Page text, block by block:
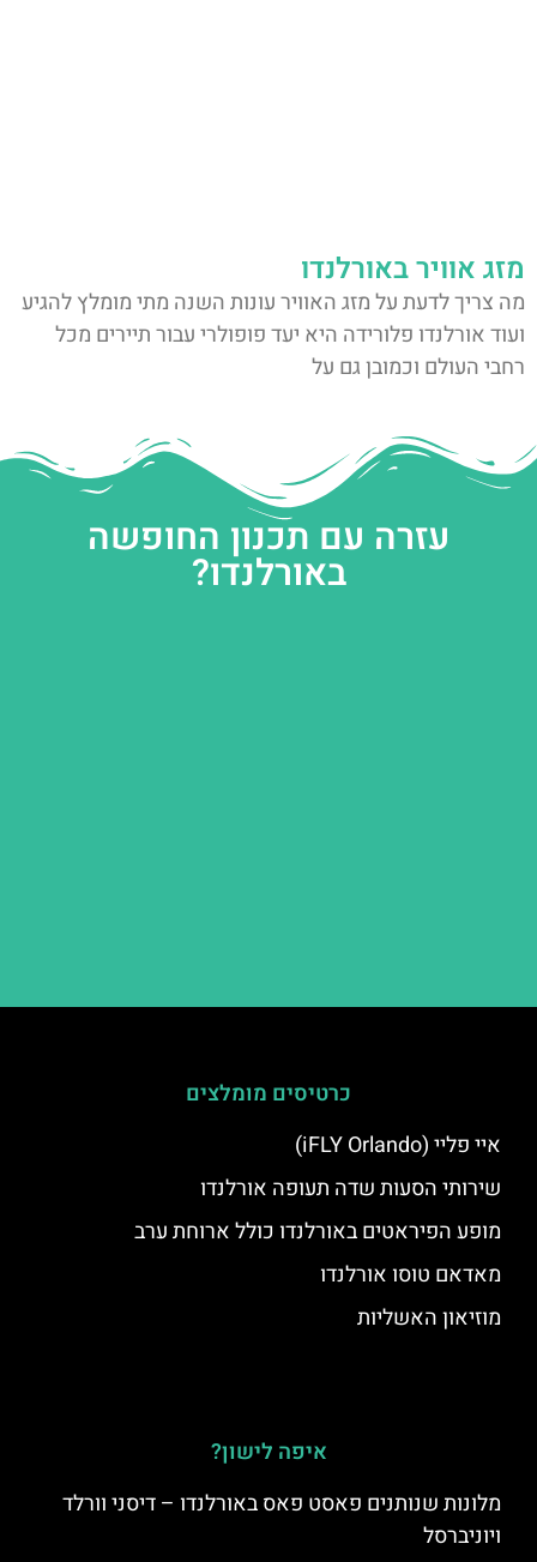
מזג אוויר באורלנדו
מה צריך לדעת על מזג האוויר עונות השנה מתי מומלץ להגיע
ועוד אורלנדו פלורידה היא יעד פופולרי עבור תיירים מכל
רחבי העולם וכמובן גם על
עזרה עם תכנון החופשה
באורלנדו?
כרטיסים מומלצים
איי פליי (iFLY Orlando)
שירותי הסעות שדה תעופה אורלנדו
מופע הפיראטים באורלנדו כולל ארוחת ערב
מאדאם טוסו אורלנדו
מוזיאון האשליות
איפה לישון?
מלונות שנותנים פאסט פאס באורלנדו – דיסני וורלד
ויוניברסל